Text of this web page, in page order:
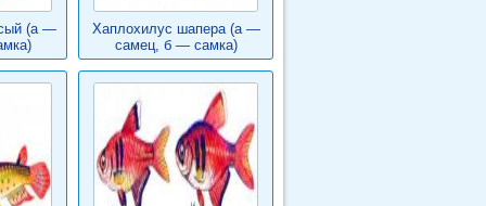
(а —
Хаплохилус шапера (а —
самец, б — самка)